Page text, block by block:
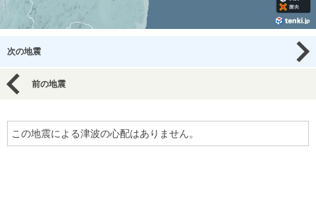
次の地震
前の地震
この地震による津波の心配はありません。